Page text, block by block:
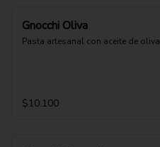
Gnocchi Oliva
Pasta artesanal con aceite de oliva
$10.100